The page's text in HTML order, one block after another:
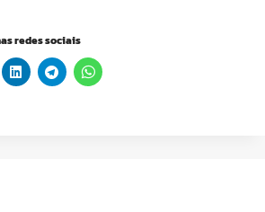
redes sociais